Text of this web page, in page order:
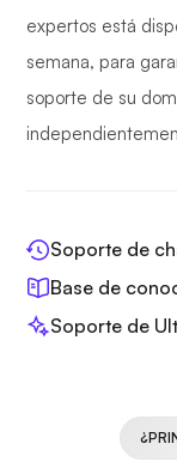
expertos está
semana, para
soporte de su
Soporte de
Base de
Soporte de